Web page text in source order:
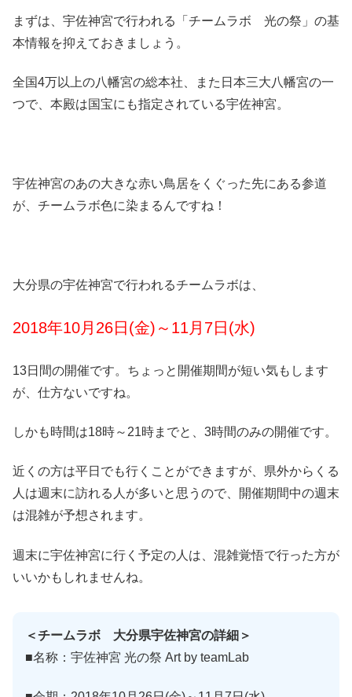
まずは、宇佐神宮で行われる「チームラボ 光の祭」の基
本情報を抑えておきましょう。
全国4万以上の八幡宮の総本社、また日本三大八幡宮の一
つで、本殿は国宝にも指定されている宇佐神宮。
宇佐神宮のあの大きな赤い鳥居をくぐった先にある参道
が、チームラボ色に染まるんですね！
大分県の宇佐神宮で行われるチームラボは、
2018年10月26日(金)～11月7日(水)
13日間の開催です。ちょっと開催期間が短い気もします
が、仕方ないですね。
しかも時間は18時～21時までと、3時間のみの開催です。
近くの方は平日でも行くことができますが、県外からくる
人は週末に訪れる人が多いと思うので、開催期間中の週末
は混雑が予想されます。
週末に宇佐神宮に行く予定の人は、混雑覚悟で行った方が
いいかもしれませんね。
＜チームラボ 大分県宇佐神宮の詳細＞
■名称：宇佐神宮 光の祭 Art by teamLab